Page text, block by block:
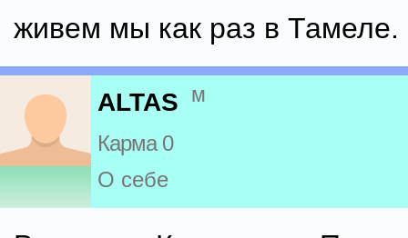
живем мы как раз в Тамеле.
ALTAS м
Карма 0
О себе